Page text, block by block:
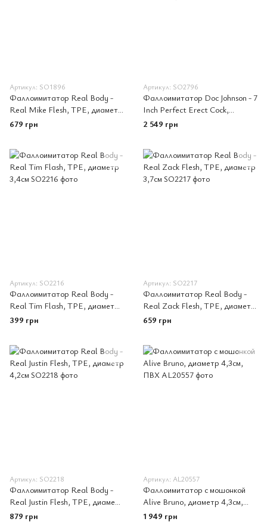
Артикул: SO1896
Фаллоимитатор Real Body -
Real Mike Flesh, TPE, диаметр
3,8см
679 грн
Артикул: SO2796
Фаллоимитатор Doc Johnson - 7
Inch Perfect Erect Cock,
большая головка, Vac-U-Lock
2 549 грн
Артикул: SO2216
Фаллоимитатор Real Body -
Real Tim Flash, TPE, диаметр
3,4см
399 грн
Артикул: SO2217
Фаллоимитатор Real Body -
Real Zack Flesh, TPE, диаметр
3,7см
659 грн
Артикул: SO2218
Фаллоимитатор Real Body -
Real Justin Flesh, TPE, диаметр
4,2см
879 грн
Артикул: AL20557
Фаллоимитатор с мошонкой
Alive Bruno, диаметр 4,3см,
ПВХ
1 949 грн